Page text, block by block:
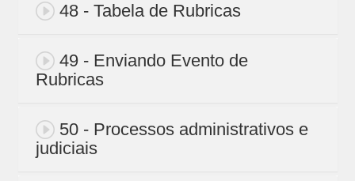
48 - Tabela de Rubricas
49 - Enviando Evento de
Rubricas
50 - Processos administrativos e
judiciais